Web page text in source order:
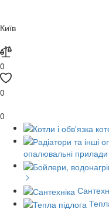
Київ
0
0
0
опалювальні прилади